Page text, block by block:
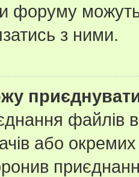
форуму
з ними.
файлів
або